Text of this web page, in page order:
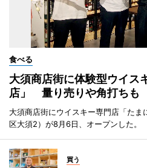
食べる
大須商店街に体験型ウイス
店」 量り売りや角打ちも
大須商店街にウイスキー専門店「たま
区大須2）が8月6日、オープンした。
買う